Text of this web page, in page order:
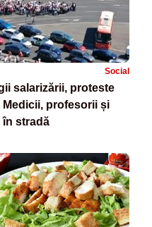
Social
salarizării, proteste
Medicii, profesorii și
stradă